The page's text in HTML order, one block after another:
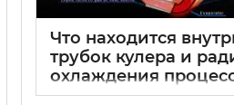
Что находится
трубок кулера и
охлаждения